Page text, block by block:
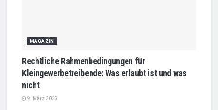
MAGAZIN
Rechtliche Rahmenbedingungen für
Kleingewerbetreibende: Was erlaubt ist und was
nicht
9. März 2025